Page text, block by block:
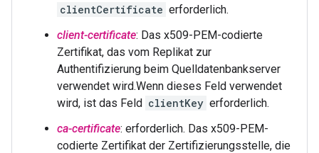
clientCertificate erforderlich.
client-certificate: Das x509-PEM-codierte
Zertifikat, das vom Replikat zur
Authentifizierung beim Quelldatenbankserver
verwendet wird.Wenn dieses Feld verwendet
wird, ist das Feld clientKey erforderlich.
ca-certificate: erforderlich. Das x509-PEM-
codierte Zertifikat der Zertifizierungsstelle, die